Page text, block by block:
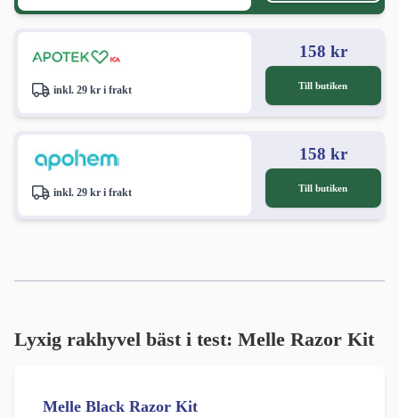
inkl. 29 kr i frakt
158 kr
Till butiken
inkl. 29 kr i frakt
158 kr
Till butiken
Lyxig rakhyvel bäst i test: Melle Razor Kit
Melle Black Razor Kit